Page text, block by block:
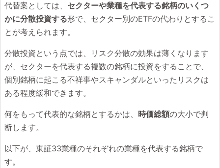
代替案としては、 セクターや業種を代表する銘柄のいくつ
かに分散投資する形で、セクター別のETFの代わりとするこ
とが考えられます。
分散投資という点では、リスク分散の効果は薄くなります
が、セクターを代表する複数の銘柄に投資をすることで、
個別銘柄に起こる不祥事やスキャンダルといったリスクは
ある程度緩和できます。
何をもって代表的な銘柄とするかは、 時価総額の大小で判
断します。
以下が、東証33業種のそれぞれの業種を代表する銘柄で
す。